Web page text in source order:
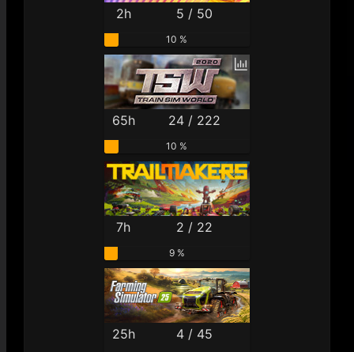
2h 5 / 50
10 %
65h 24 / 222
10 %
7h 2 / 22
9 %
25h 4 / 45